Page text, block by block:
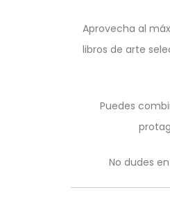
Aprovecha al
libros de arte
Puedes
No dudes